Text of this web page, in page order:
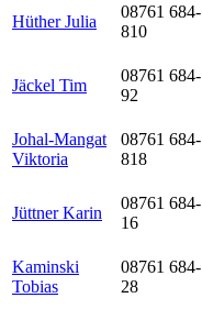
Hüther Julia
08761 684-
810
Jäckel Tim
08761 684-
92
Johal-Mangat
Viktoria
08761 684-
818
Jüttner Karin
08761 684-
16
Kaminski
Tobias
08761 684-
28